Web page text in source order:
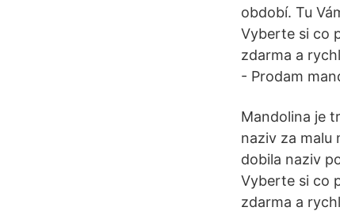
období. Tu
Vyberte si co
zdarma a
- Prodam
Mandolina je
naziv za malu
dobila naziv
Vyberte si co
zdarma a